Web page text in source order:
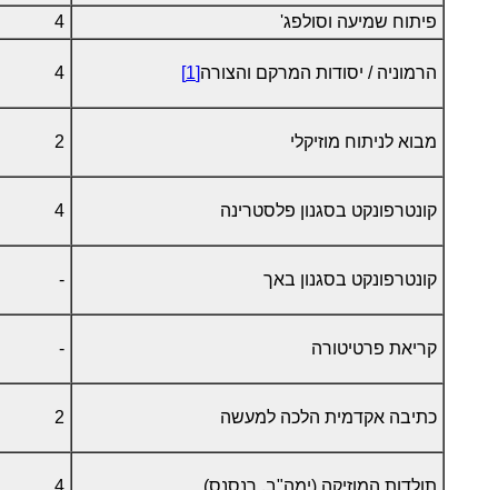
פיתוח שמיעה וסולפג' 4
הרמוניה / יסודות המרקם והצורה[1]
4
מבוא לניתוח מוזיקלי 2
קונטרפונקט בסגנון פלסטרינה 4
קונטרפונקט בסגנון באך -
קריאת פרטיטורה -
כתיבה אקדמית הלכה למעשה 2
תולדות המוזיקה (ימה"ב, רנסנס) 4